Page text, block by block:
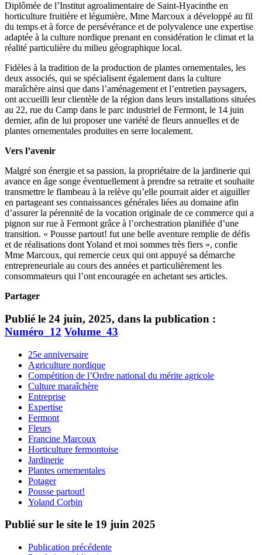
Diplômée de l’Institut agroalimentaire de Saint-Hyacinthe en
horticulture fruitière et légumière, Mme Marcoux a développé au fil
du temps et à force de persévérance et de polyvalence une expertise
adaptée à la culture nordique prenant en considération le climat et la
réalité particulière du milieu géographique local.
Fidèles à la tradition de la production de plantes ornementales, les
deux associés, qui se spécialisent également dans la culture
maraîchère ainsi que dans l’aménagement et l’entretien paysagers,
ont accueilli leur clientèle de la région dans leurs installations situées
au 22, rue du Camp dans le parc industriel de Fermont, le 14 juin
dernier, afin de lui proposer une variété de fleurs annuelles et de
plantes ornementales produites en serre localement.
Vers l’avenir
Malgré son énergie et sa passion, la propriétaire de la jardinerie qui
avance en âge songe éventuellement à prendre sa retraite et souhaite
transmettre le flambeau à la relève qu’elle pourrait aider et aiguiller
en partageant ses connaissances générales liées au domaine afin
d’assurer la pérennité de la vocation originale de ce commerce qui a
pignon sur rue à Fermont grâce à l’orchestration planifiée d’une
transition. « Pousse partout! fut une belle aventure remplie de défis
et de réalisations dont Yoland et moi sommes très fiers », confie
Mme Marcoux, qui remercie ceux qui ont appuyé sa démarche
entrepreneuriale au cours des années et particulièrement les
consommateurs qui l’ont encouragée en achetant ses articles.
Partager
Publié le 24 juin, 2025, dans la publication :
Numéro_12 Volume_43
25e anniversaire
Agriculture nordique
Compétition de l’Ordre national du mérite agricole
Culture maraîchère
Entreprise
Expertise
Fermont
Fleurs
Francine Marcoux
Horticulture fermontoise
Jardinerie
Plantes ornementales
Potager
Pousse partout!
Yoland Corbin
Publié sur le site le 19 juin 2025
Publication précédente